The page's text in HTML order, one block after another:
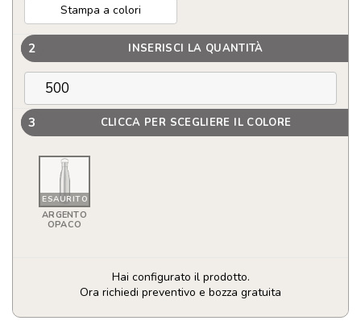
Stampa a colori
2 INSERISCI LA QUANTITÀ
3 CLICCA PER SCEGLIERE IL COLORE
ESAURITO
ARGENTO
OPACO
Hai configurato il prodotto.
Ora richiedi preventivo e bozza gratuita
Borraccia